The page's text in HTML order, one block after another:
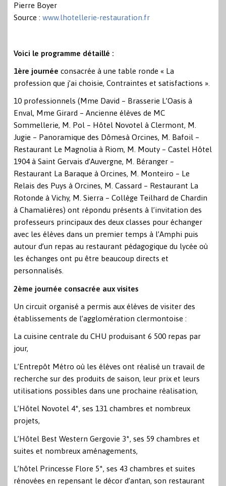
Pierre Boyer
Source : www.lhotellerie-restauration.fr
Voici le programme détaillé :
1ère journée consacrée à une table ronde « La
profession que j’ai choisie, Contraintes et satisfactions ».
10 professionnels (Mme David – Brasserie L’Oasis à
Enval, Mme Girard – Ancienne élèves de MC
Sommellerie, M. Pol – Hôtel Novotel à Clermont, M.
Jugie – Panoramique des Dômesà Orcines, M. Bafoil –
Restaurant Le Magnolia à Riom, M. Mouty – Castel Hôtel
1904 à Saint Gervais d’Auvergne, M. Béranger –
Restaurant La Baraque à Orcines, M. Monteiro – Le
Relais des Puys à Orcines, M. Cassard – Restaurant La
Rotonde à Vichy, M. Sierra – Collège Teilhard de Chardin
à Chamalières) ont répondu présents à l’invitation des
professeurs principaux des deux classes pour échanger
avec les élèves dans un premier temps à l’Amphi puis
autour d’un repas au restaurant pédagogique du lycée où
les échanges ont pu être beaucoup directs et
personnalisés.
2ème journée consacrée aux visites
Un circuit organisé a permis aux élèves de visiter des
établissements de l’agglomération clermontoise :
La cuisine centrale du CHU produisant 6 500 repas par
jour,
L’Entrepôt Métro où les élèves ont réalisé un travail de
recherche sur des produits de saison, leur prix et leurs
utilisations possibles dans une prochaine réalisation,
L’Hôtel Novotel 4*, ses 131 chambres et nombreux
projets,
L’Hôtel Best Western Gergovie 3*, ses 59 chambres et
suites et nombreux aménagements,
L’hôtel Princesse Flore 5*, ses 43 chambres et suites
rénovées en repensant le décor d’antan, son restaurant